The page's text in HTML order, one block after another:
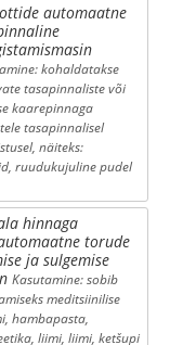
automaatne
kohaldatakse
tasapinnaliste või
kaarepinnaga
tasapinnalisel
näiteks:
ruudukujuline pudel
hinnaga
torude
ja sulgemise
Kasutamine: sobib
meditsiinilise
hambapasta,
liimi, liimi, ketšupi